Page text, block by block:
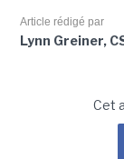
Article rédigé par
Lynn Greiner,
Cet